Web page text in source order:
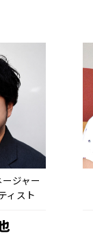
ジャー
ィスト